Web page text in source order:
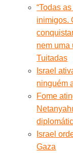
“Todas
inimigos.
nem uma
Tuitadas
Israel
ninguém
Fome
Israel
Gaza